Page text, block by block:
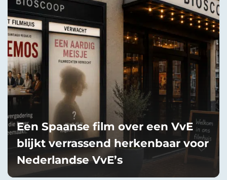
Een Spaanse film over een VvE
blijkt verrassend herkenbaar voor
Nederlandse VvE’s